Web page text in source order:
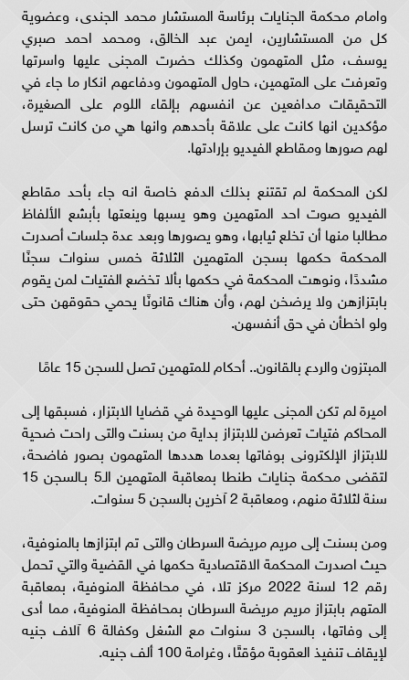
وامام محكمة الجنايات برئاسة المستشار محمد الجندى، وعضوية
كل من المستشارين، ايمن عبد الخالق، ومحمد احمد صبري
يوسف، مثل المتهمون وكذلك حضرت المجنى عليها واسرتها
وتعرفت على المتهمين، حاول المتهمون ودفاعهم انكار ما جاء في
التحقيقات مدافعين عن انفسهم بإلقاء اللوم على الصغيرة،
مؤكدين انها كانت على علاقة بأحدهم وانها هي من كانت ترسل
لهم صورها ومقاطع الفيديو بإرادتها.
لكن المحكمة لم تقتنع بذلك الدفع خاصة انه جاء بأحد مقاطع
الفيديو صوت احد المتهمين وهو يسبها وينعتها بأبشع الألفاظ
مطالبا منها أن تخلع ثيابها، وهو يصورها وبعد عدة جلسات أصدرت
المحكمة حكمها بسجن المتهمين الثلاثة خمس سنوات سجنًا
مشددًا، ونوهت المحكمة في حكمها بألا تخضع الفتيات لمن يقوم
بابتزازهن ولا يرضخن لهم، وأن هناك قانونًا يحمي حقوقهن حتى
ولو اخطأن في حق أنفسهن.
المبتزون والردع بالقانون.. أحكام للمتهمين تصل للسجن 15 عامًا
اميرة لم تكن المجنى عليها الوحيدة في قضايا الابتزار، فسبقها إلى
المحاكم فتيات تعرضن للابتزاز بداية من بسنت والتى راحت ضحية
للابتزاز الإلكترونى بوفاتها بعدما هددها المتهمون بصور فاضحة،
لتقضى محكمة جنايات طنطا بمعاقبة المتهمين الـ5 بـالسجن 15
سنة لثلاثة منهم، ومعاقبة 2 آخرين بالسجن 5 سنوات.
ومن بسنت إلى مريم مريضة السرطان والتى تم ابتزازها بالمنوفية،
حيث اصدرت المحكمة الاقتصادية حكمها في القضية والتي تحمل
رقم 12 لسنة 2022 مركز تلا، في محافظة المنوفية، بمعاقبة
المتهم بابتزاز مريم مريضة السرطان بمحافظة المنوفية، مما أدى
إلى وفاتها، بالسجن 3 سنوات مع الشغل وكفالة 6 آلاف جنيه
لإيقاف تنفيذ العقوبة مؤقتًا، وغرامة 100 ألف جنيه.